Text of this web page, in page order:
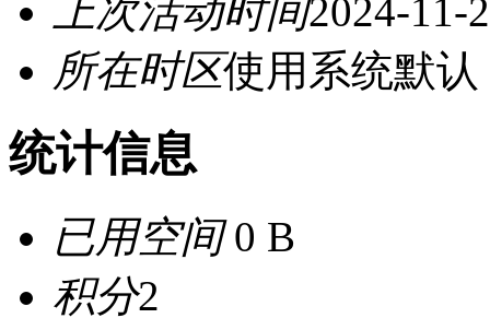
上次活动时间2024-11-
所在时区使用系统默认
统计信息
已用空间0 B
积分2